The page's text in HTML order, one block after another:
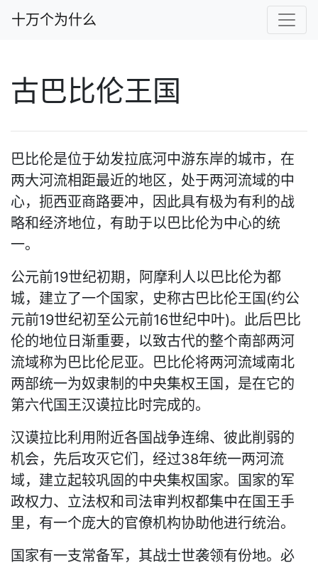
十万个为什么
古巴比伦王国
巴比伦是位于幼发拉底河中游东岸的城市，在
两大河流相距最近的地区，处于两河流域的中
心，扼西亚商路要冲，因此具有极为有利的战
略和经济地位，有助于以巴比伦为中心的统
一。
公元前19世纪初期，阿摩利人以巴比伦为都
城，建立了一个国家，史称古巴比伦王国(约公
元前19世纪初至公元前16世纪中叶)。此后巴比
伦的地位日渐重要，以致古代的整个南部两河
流域称为巴比伦尼亚。巴比伦将两河流域南北
两部统一为奴隶制的中央集权王国，是在它的
第六代国王汉谟拉比时完成的。
汉谟拉比利用附近各国战争连绵、彼此削弱的
机会，先后攻灭它们，经过38年统一两河流
域，建立起较巩固的中央集权国家。国家的军
政权力、立法权和司法审判权都集中在国王手
里，有一个庞大的官僚机构协助他进行统治。
国家有一支常备军，其战士世袭领有份地。必